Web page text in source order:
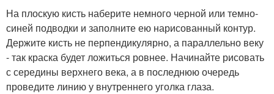
На плоскую кисть наберите немного черной или темно-
синей подводки и заполните ею нарисованный контур.
Держите кисть не перпендикулярно, а параллельно веку
- так краска будет ложиться ровнее. Начинайте рисовать
с середины верхнего века, а в последнюю очередь
проведите линию у внутреннего уголка глаза.